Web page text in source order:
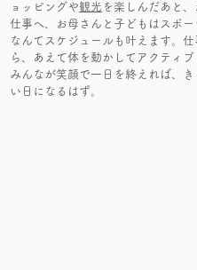
ョッピングや観光 を楽しんだあと
仕事へ、お母さんと子どもはスポー
なんてスケジュールも叶えます。仕
ら、あえて体を動かしてアクティ
みんなが笑顔で一日を終えれば、
い日になるはず。